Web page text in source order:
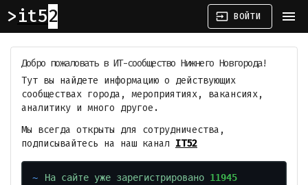
it52 input ВОЙТИ menu
Добро пожаловать в ИТ-сообщество Нижнего Новгорода!
Тут вы найдете информацию о действующих
сообществах города, мероприятиях, вакансиях,
аналитику и много другое.
Мы всегда открыты для сотрудничества,
подписывайтесь на наш канал IT52
На сайте уже зарегистрировано 11945